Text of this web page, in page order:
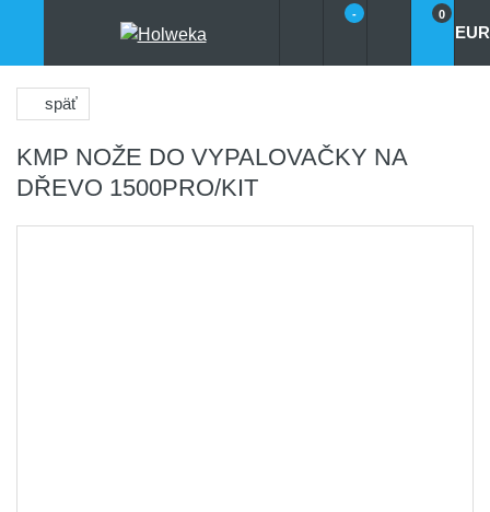
- 0
EUR
späť
KMP NOŽE DO VYPALOVAČKY NA
DŘEVO 1500PRO/KIT